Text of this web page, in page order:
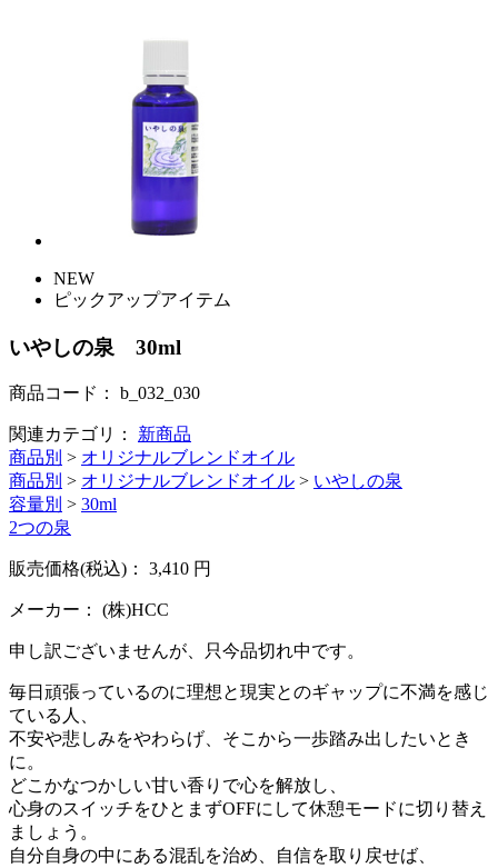
NEW
ピックアップアイテム
いやしの泉 30ml
商品コード： b_032_030
関連カテゴリ：
新商品
商品別 > オリジナルブレンドオイル
商品別 > オリジナルブレンドオイル > いやしの泉
容量別 > 30ml
2つの泉
販売価格(税込)： 3,410 円
メーカー： (株)HCC
申し訳ございませんが、只今品切れ中です。
毎日頑張っているのに理想と現実とのギャップに不満を感じ
ている人、
不安や悲しみをやわらげ、そこから一歩踏み出したいとき
に。
どこかなつかしい甘い香りで心を解放し、
心身のスイッチをひとまずOFFにして休憩モードに切り替え
ましょう。
自分自身の中にある混乱を治め、自信を取り戻せば、